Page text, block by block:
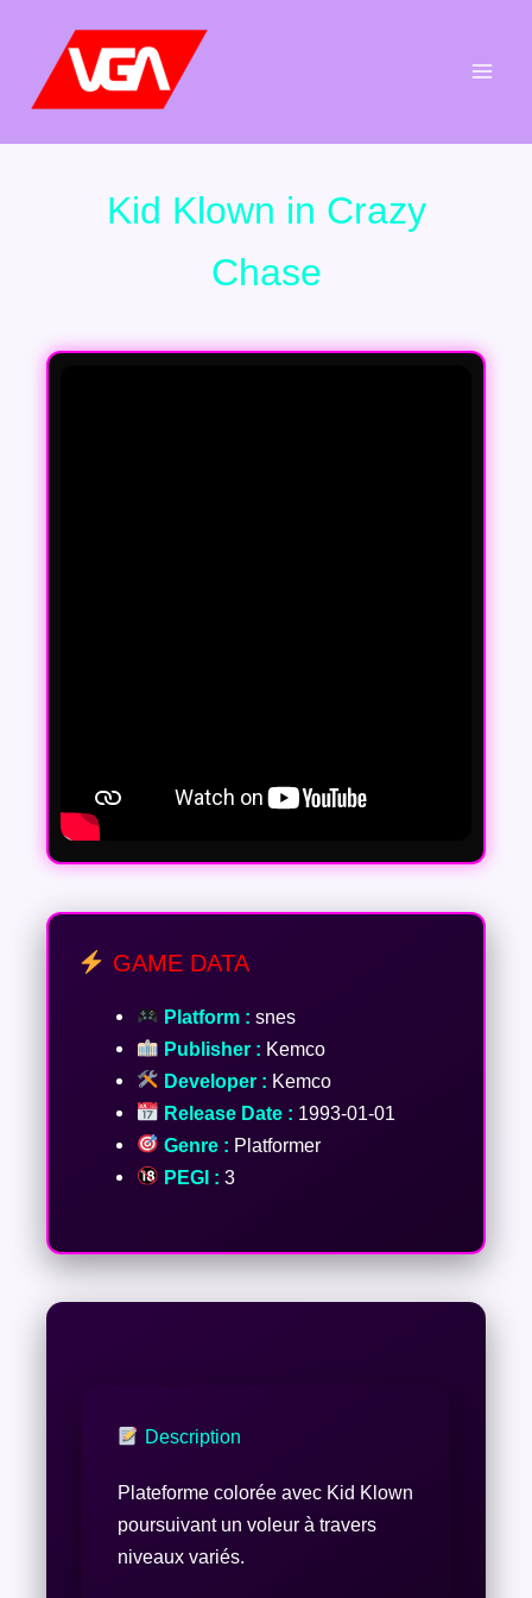
contenu
Kid Klown in Crazy
Chase
GAME DATA
Platform : snes
Publisher : Kemco
Developer : Kemco
Release Date : 1993-01-01
Genre : Platformer
PEGI : 3
Description
Plateforme colorée avec Kid Klown
poursuivant un voleur à travers
niveaux variés.